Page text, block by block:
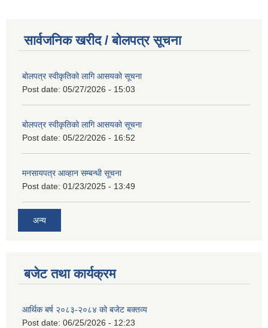
सार्वजनिक खरीद / बोलपत्र सूचना
बोलपत्र स्वीकृतिको लागि आसयको सूचना
Post date: 05/27/2026 - 15:03
बोलपत्र स्वीकृतिको लागि आसयको सूचना
Post date: 05/22/2026 - 16:52
मनसायपत्र आव्हान सम्बन्धी सूचना
Post date: 01/23/2025 - 13:49
अन्य
बजेट तथा कार्यक्रम
आर्थिक बर्ष २०८३-२०८४ को बजेट बक्तव्य
Post date: 06/25/2026 - 12:23